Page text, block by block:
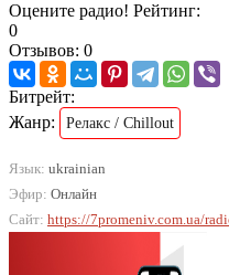
Оцените радио! Рейтинг:
0
Отзывов: 0
Битрейт:
Жанр:
Релакс / Chillout
Язык: ukrainian
Эфир: Онлайн
Сайт: https://7promeniv.com.ua/